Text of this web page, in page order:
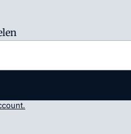
Lees inons manifestwaar